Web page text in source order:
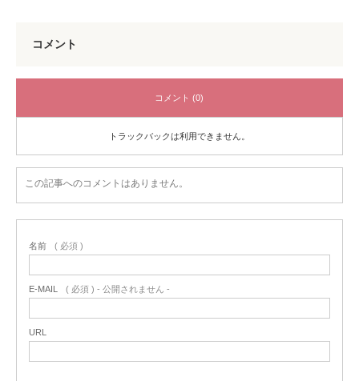
コメント
コメント (0)
トラックバックは利用できません。
この記事へのコメントはありません。
名前 ( 必須 )
E-MAIL ( 必須 ) - 公開されません -
URL